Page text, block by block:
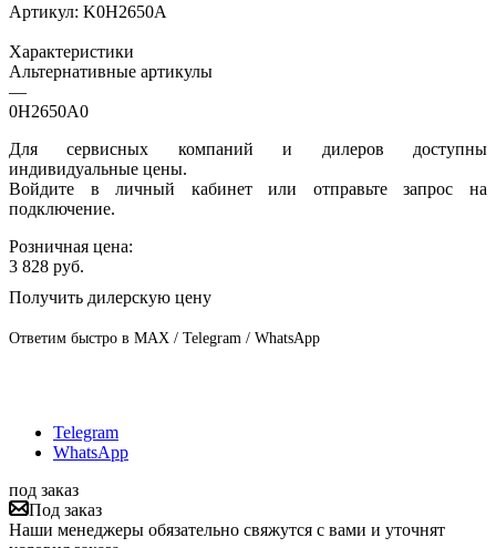
Артикул: K0H2650A
Характеристики
Альтернативные артикулы
—
0H2650A0
Для сервисных компаний и дилеров доступны
индивидуальные цены.
Войдите в личный кабинет или отправьте запрос на
подключение.
Розничная цена:
3 828 руб.
Получить дилерскую цену
Ответим быстро в MAX / Telegram / WhatsApp
Telegram
WhatsApp
под заказ
Под заказ
Наши менеджеры обязательно свяжутся с вами и уточнят